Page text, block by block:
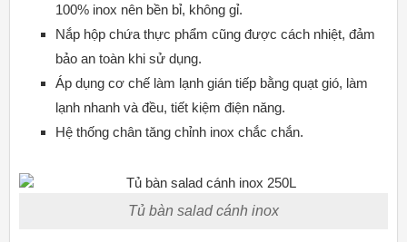
100% inox nên bền bỉ, không gỉ.
Nắp hộp chứa thực phẩm cũng được cách nhiệt, đảm
bảo an toàn khi sử dụng.
Áp dụng cơ chế làm lạnh gián tiếp bằng quạt gió, làm
lạnh nhanh và đều, tiết kiệm điện năng.
Hệ thống chân tăng chỉnh inox chắc chắn.
Tủ bàn salad cánh inox